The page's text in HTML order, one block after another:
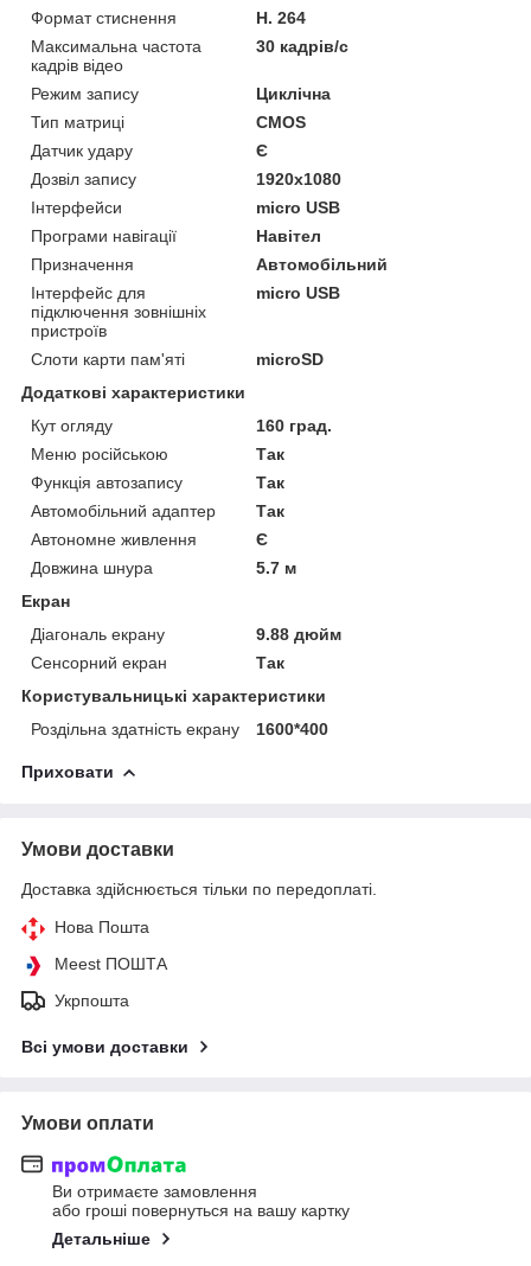
Формат стиснення
H. 264
Максимальна частота
кадрів відео
30 кадрів/с
Режим запису
Циклічна
Тип матриці
CMOS
Датчик удару
Є
Дозвіл запису
1920х1080
Інтерфейси
micro USB
Програми навігації
Навітел
Призначення
Автомобільний
Інтерфейс для
підключення зовнішніх
пристроїв
micro USB
Слоти карти пам'яті
microSD
Додаткові характеристики
Кут огляду
160 град.
Меню російською
Так
Функція автозапису
Так
Автомобільний адаптер
Так
Автономне живлення
Є
Довжина шнура
5.7 м
Екран
Діагональ екрану
9.88 дюйм
Сенсорний екран
Так
Користувальницькі характеристики
Роздільна здатність екрану
1600*400
Приховати
Умови доставки
Доставка здійснюється тільки по передоплаті.
Нова Пошта
Meest ПОШТА
Укрпошта
Всі умови доставки
Умови оплати
Ви отримаєте замовлення
або гроші повернуться на вашу картку
Детальніше